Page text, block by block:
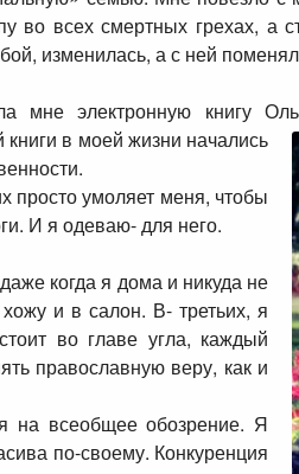
во всех смертных грехах, а
изменилась, а с ней
мне электронную книгу
в моей жизни начались
умоляет меня, чтобы
И я одеваю- для него.
когда я дома и никуда не
и в салон. В- третьих, я
во главе угла, каждый
православную веру, как и
на всеобщее обозрение. Я
по-своему. Конкуренция